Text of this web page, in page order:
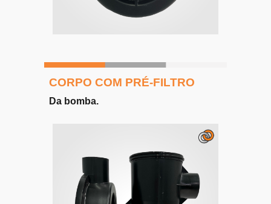
CORPO COM PRÉ-FILTRO
Da bomba.